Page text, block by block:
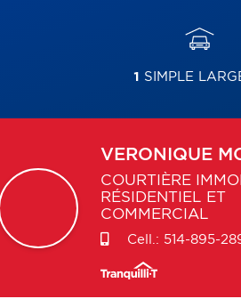
1 SIMPLE
VERONIQUE
COURTIÈRE
RÉSIDENTIEL ET
COMMERCIAL
Cell.: 514-895-